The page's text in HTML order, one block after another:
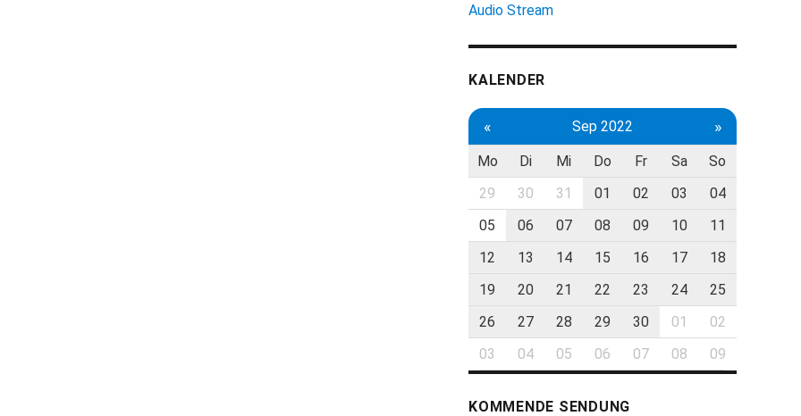
Audio Stream
KALENDER
« Sep 2022 »
Mo Di Mi Do Fr Sa
So
29
30 31 01 02 03
04
05
06 07 08 09 10
11
12
13 14 15 16 17
18
19
20 21 22 23 24
25
26
27 28 29 30 01
02
03
04 05 06 07 08 09
KOMMENDE SENDUNG